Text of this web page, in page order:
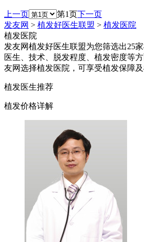
上一页 第1页下一页
发友网 > 植发好医生联盟 > 植发医院
植发医院
发友网植发好医生联盟为您筛选出25
医生、技术、脱发程度、植发密度等
友网选择植发医院，可享受植发保障及
植发医生推荐
植发价格详解